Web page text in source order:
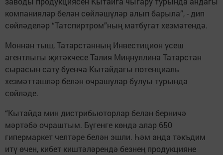
компанияләр белән сөйләшүләр алып барыла”, - дип
сөйләделәр “Татспиртром”ның матбугат хезмәтендә.
Моннан тыш, Татарстанның Инвестицион үсеш
агентлыгы җитәкчесе Талия Миңнуллина Татарстан
сырасын сату буенча Кытайдагы потенциаль
хезмәттәшләр белән очрашулар булуы турында
сөйләде.
“Кытайда мин дистрибьюторлар белән берничә
мәртәбә очраштым. Бүгенге көндә алар 650
гипермаркет челтәре белән эшли. Һәм анда тәкъдим
итү өчен, кибет киштәләрендә безнең продукцияне